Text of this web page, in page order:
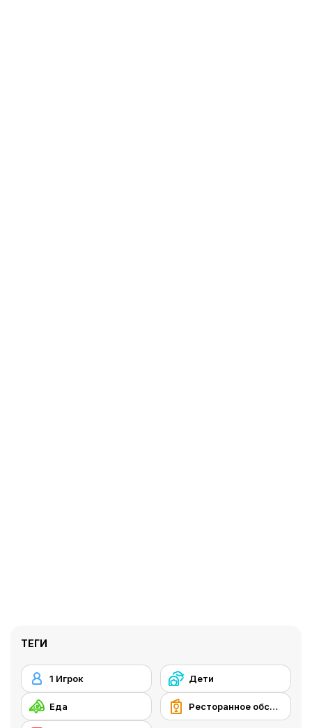
ТЕГИ
1 Игрок Дети
Еда Ресторанное обслуживание